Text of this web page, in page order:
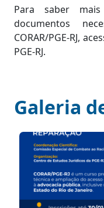
Para saber
documentos
CORAR/PGE-RJ,
PGE-RJ.
Galeria